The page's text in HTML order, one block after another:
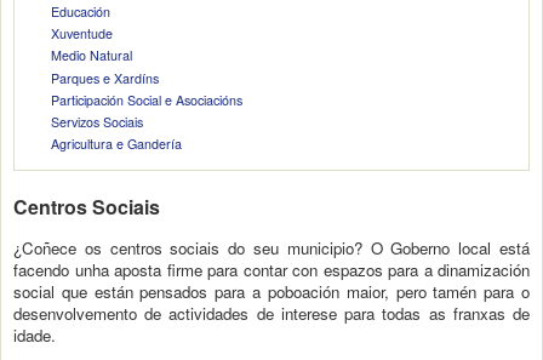
Educación
Xuventude
Medio Natural
Parques e Xardíns
Participación Social e Asociacións
Servizos Sociais
Agricultura e Gandería
Centros Sociais
¿Coñece os centros sociais do seu municipio? O Goberno local está
facendo unha aposta firme para contar con espazos para a dinamización
social que están pensados para a poboación maior, pero tamén para o
desenvolvemento de actividades de interese para todas as franxas de
idade.